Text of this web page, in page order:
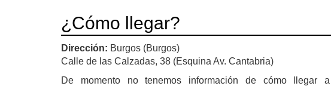
¿Cómo llegar?
Dirección: Burgos (Burgos)
Calle de las Calzadas, 38 (Esquina Av. Cantabria)
De momento no tenemos información de cómo llegar